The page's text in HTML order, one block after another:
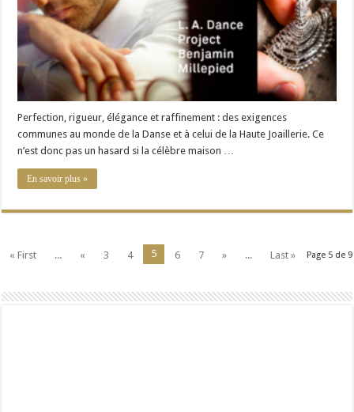
Perfection, rigueur, élégance et raffinement : des exigences
communes au monde de la Danse et à celui de la Haute Joaillerie. Ce
n’est donc pas un hasard si la célèbre maison …
En savoir plus »
Page 5 de 9
« First ... « 3 4 5 6 7 » ... Last »